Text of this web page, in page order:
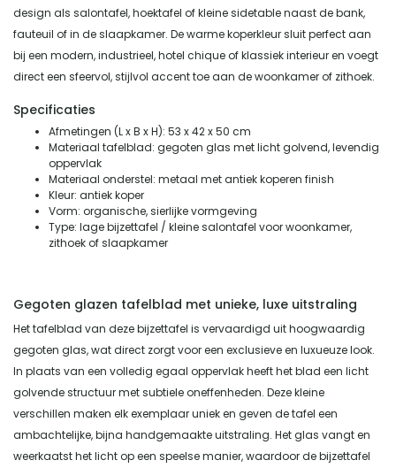
design als salontafel, hoektafel of kleine sidetable naast de bank,
fauteuil of in de slaapkamer. De warme koperkleur sluit perfect aan
bij een modern, industrieel, hotel chique of klassiek interieur en voegt
direct een sfeervol, stijlvol accent toe aan de woonkamer of zithoek.
Specificaties
Afmetingen (L x B x H): 53 x 42 x 50 cm
Materiaal tafelblad: gegoten glas met licht golvend, levendig
oppervlak
Materiaal onderstel: metaal met antiek koperen finish
Kleur: antiek koper
Vorm: organische, sierlijke vormgeving
Type: lage bijzettafel / kleine salontafel voor woonkamer,
zithoek of slaapkamer
Gegoten glazen tafelblad met unieke, luxe uitstraling
Het tafelblad van deze bijzettafel is vervaardigd uit hoogwaardig
gegoten glas, wat direct zorgt voor een exclusieve en luxueuze look.
In plaats van een volledig egaal oppervlak heeft het blad een licht
golvende structuur met subtiele oneffenheden. Deze kleine
verschillen maken elk exemplaar uniek en geven de tafel een
ambachtelijke, bijna handgemaakte uitstraling. Het glas vangt en
weerkaatst het licht op een speelse manier, waardoor de bijzettafel